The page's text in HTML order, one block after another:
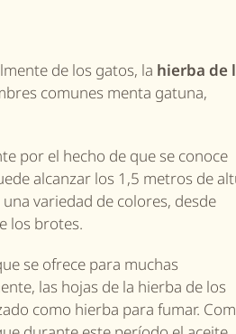
de los gatos, la hierba de
comunes menta gatuna,
por el hecho de que se conoce
alcanzar los 1,5 metros de
variedad de colores, desde
los brotes.
se ofrece para muchas
las hojas de la hierba de los
como hierba para fumar.